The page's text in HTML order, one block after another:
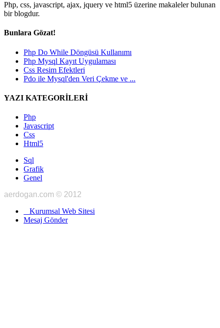
Php, css, javascript, ajax, jquery ve html5 üzerine makaleler bulunan
bir blogdur.
Bunlara Gözat!
Php Do While Döngüsü Kullanımı
Php Mysql Kayıt Uygulaması
Css Resim Efektleri
Pdo ile Mysql'den Veri Çekme ve ...
YAZI KATEGORİLERİ
Php
Javascript
Css
Html5
Sql
Grafik
Genel
aerdogan.com © 2012
Kurumsal Web Sitesi
Mesaj Gönder